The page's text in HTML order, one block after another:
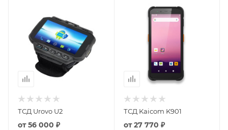
ТСД Urovo U2
от56 000 ₽
ТСД Kaicom K901
от27 770 ₽